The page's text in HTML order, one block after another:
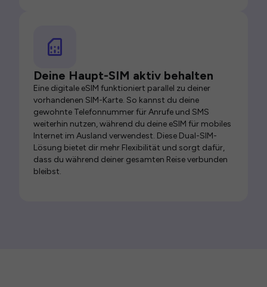
Deine Haupt-SIM aktiv behalten
Eine digitale eSIM funktioniert parallel zu deiner
vorhandenen SIM-Karte. So kannst du deine
gewohnte Telefonnummer für Anrufe und SMS
weiterhin nutzen, während du deine eSIM für mobiles
Internet im Ausland verwendest. Diese Dual-SIM-
Lösung bietet dir mehr Flexibilität und sorgt dafür,
dass du während deiner gesamten Reise verbunden
bleibst.